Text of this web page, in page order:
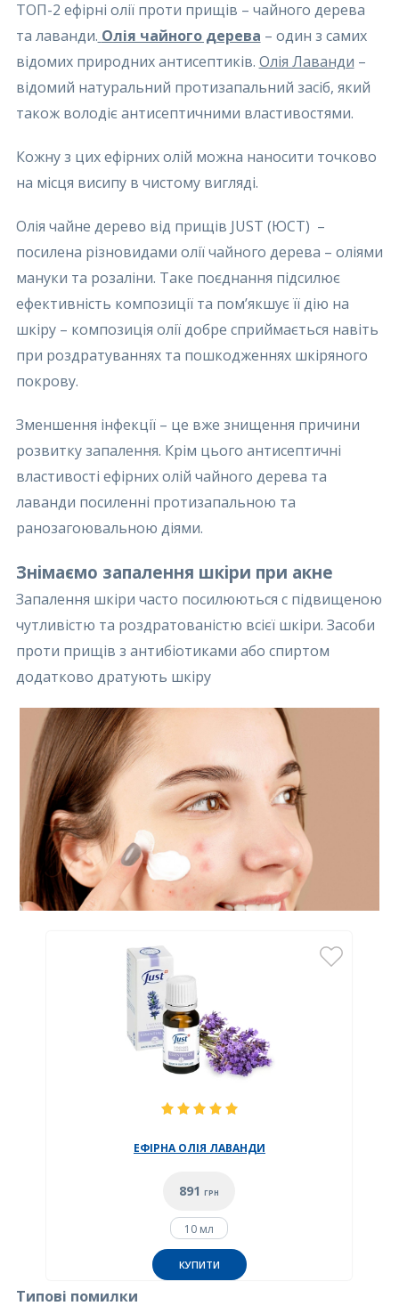
ТОП-2 ефірні олії проти прищів – чайного дерева
та лаванди. Олія чайного дерева – один з самих
відомих природних антисептиків. Олія Лаванди –
відомий натуральний протизапальний засіб, який
також володіє антисептичними властивостями.
Кожну з цих ефірних олій можна наносити точково
на місця висипу в чистому вигляді.
Олія чайне дерево від прищів JUST (ЮСТ) –
посилена різновидами олії чайного дерева – оліями
мануки та розаліни. Таке поєднання підсилює
ефективність композиції та пом’якшує її дію на
шкіру – композиція олії добре сприймається навіть
при роздратуваннях та пошкодженнях шкіряного
покрову.
Зменшення інфекції – це вже знищення причини
розвитку запалення. Крім цього антисептичні
властивості ефірних олій чайного дерева та
лаванди посиленні протизапальною та
ранозагоювальною діями.
Знімаємо запалення шкіри при акне
Запалення шкіри часто посилюються с підвищеною
чутливістю та роздратованістю всієї шкіри. Засоби
проти прищів з антибіотиками або спиртом
додатково дратують шкіру
ЕФІРНА ОЛІЯ ЛАВАНДИ
891 ГРН
10 мл
КУПИТИ
Типові помилки